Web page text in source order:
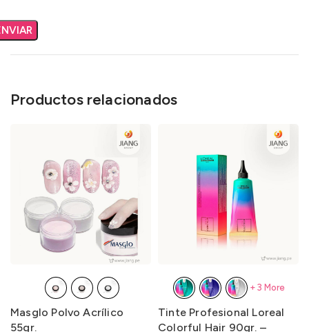
Productos relacionados
Masglo Polvo Acrílico
55gr.
Tinte Profesional Loreal
Colorful Hair 90gr. –
+3 More